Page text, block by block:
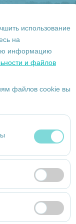
использование
на
информацию
и файлов
файлов cookie вы
работы
и базовых
как
самые
Эти